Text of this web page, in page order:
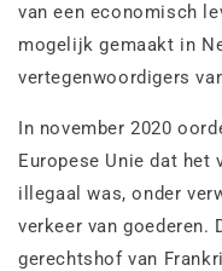
van een economisch
mogelijk gemaakt in
vertegenwoordigers
In november 2020
Europese Unie dat het
illegaal was, onder
verkeer van goederen.
gerechtshof van